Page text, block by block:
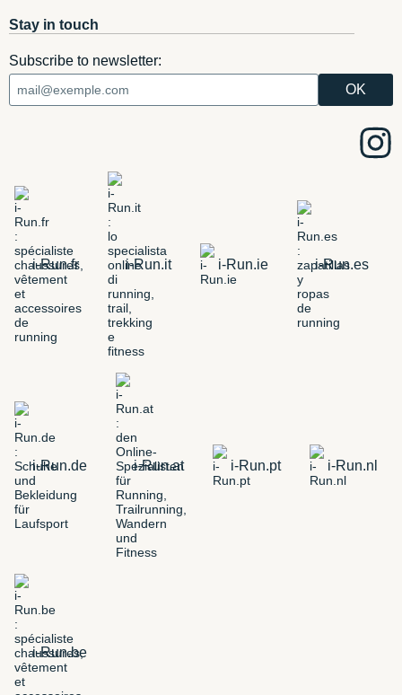
Stay in touch
Subscribe to newsletter:
i-Run.fr i-Run.it i-Run.ie i-Run.es
i-Run.de i-Run.at i-Run.pt i-Run.nl
i-Run.be